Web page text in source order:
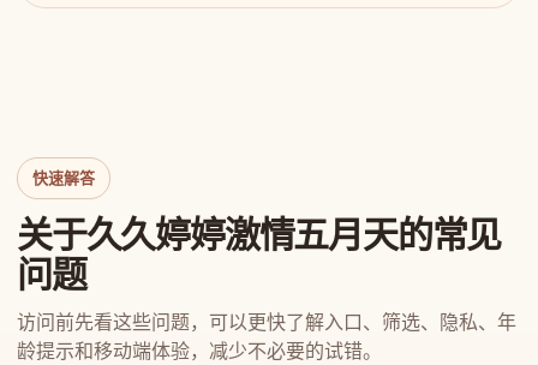
快速解答
关于久久婷婷激情五月天的常见
问题
访问前先看这些问题，可以更快了解入口、筛选、隐私、年
龄提示和移动端体验，减少不必要的试错。